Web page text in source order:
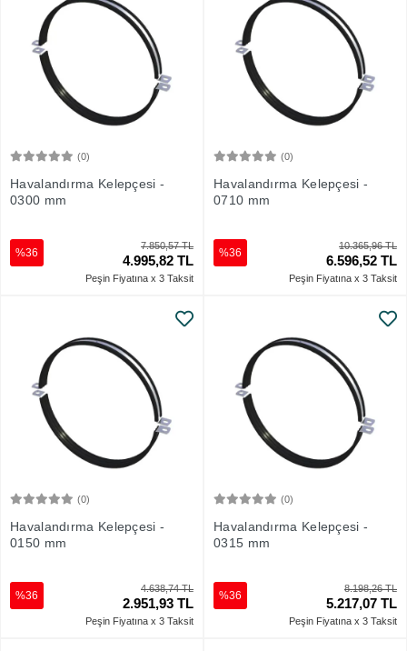
(0)
Havalandırma Kelepçesi -
0300 mm
7.850,57 TL
4.995,82 TL
%36
Peşin Fiyatına x 3 Taksit
(0)
Havalandırma Kelepçesi -
0710 mm
10.365,96 TL
6.596,52 TL
%36
Peşin Fiyatına x 3 Taksit
(0)
Havalandırma Kelepçesi -
0150 mm
4.638,74 TL
2.951,93 TL
%36
Peşin Fiyatına x 3 Taksit
(0)
Havalandırma Kelepçesi -
0315 mm
8.198,26 TL
5.217,07 TL
%36
Peşin Fiyatına x 3 Taksit